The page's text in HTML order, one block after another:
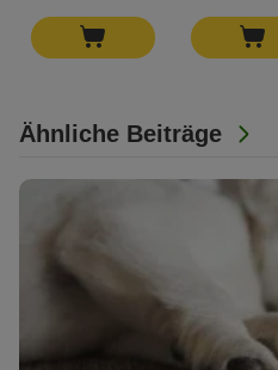
Ähnliche Beiträge